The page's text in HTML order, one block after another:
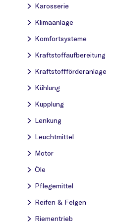
Karosserie
Klimaanlage
Komfortsysteme
Kraftstoff­aufbereitung
Kraftstoff­förderanlage
Kühlung
Kupplung
Lenkung
Leuchtmittel
Motor
Öle
Pflegemittel
Reifen & Felgen
Riementrieb